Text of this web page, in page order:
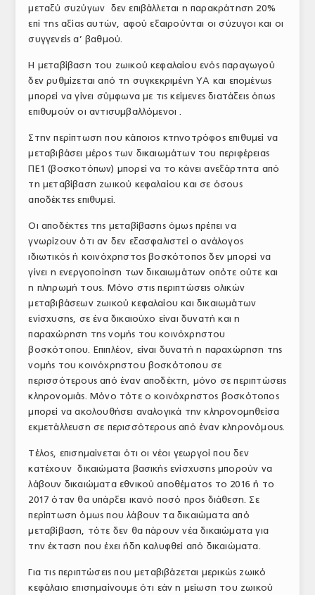
Profile
ΑΡΧΕΙΟ ΤΕΥΧΩΝ
ΣΥΝΕΔΡΙΟ ΚΡΕΑΤΟΣ
μεταξύ συζύγων δεν επιβάλλεται η παρακράτηση 20%
επί της αξίας αυτών, αφού εξαιρούνται οι σύζυγοι και οι
συγγενείς α’ βαθμού.
Η μεταβίβαση του ζωικού κεφαλαίου ενός παραγωγού
δεν ρυθμίζεται από τη συγκεκριμένη ΥΑ και επομένως
μπορεί να γίνει σύμφωνα με τις κείμενες διατάξεις όπως
επιθυμούν οι αντισυμβαλλόμενοι .
Στην περίπτωση που κάποιος κτηνοτρόφος επιθυμεί να
μεταβιβάσει μέρος των δικαιωμάτων του περιφέρειας
ΠΕ1 (βοσκοτόπων) μπορεί να το κάνει ανεξάρτητα από
τη μεταβίβαση ζωικού κεφαλαίου και σε όσους
αποδέκτες επιθυμεί.
Οι αποδέκτες της μεταβίβασης όμως πρέπει να
γνωρίζουν ότι αν δεν εξασφαλιστεί ο ανάλογος
ιδιωτικός ή κοινόχρηστος βοσκότοπος δεν μπορεί να
γίνει η ενεργοποίηση των δικαιωμάτων οπότε ούτε και
η πληρωμή τους. Μόνο στις περιπτώσεις ολικών
μεταβιβάσεων ζωικού κεφαλαίου και δικαιωμάτων
ενίσχυσης, σε ένα δικαιούχο είναι δυνατή και η
παραχώρηση της νομής του κοινόχρηστου
βοσκότοπου. Επιπλέον, είναι δυνατή η παραχώρηση της
νομής του κοινόχρηστου βοσκότοπου σε
περισσότερους από έναν αποδέκτη, μόνο σε περιπτώσεις
κληρονομιάς. Μόνο τότε ο κοινόχρηστος βοσκότοπος
μπορεί να ακολουθήσει αναλογικά την κληρονομηθείσα
εκμετάλλευση σε περισσότερους από έναν κληρονόμους.
Τέλος, επισημαίνεται ότι οι νέοι γεωργοί που δεν
κατέχουν δικαιώματα βασικής ενίσχυσης μπορούν να
λάβουν δικαιώματα εθνικού αποθέματος το 2016 ή το
2017 όταν θα υπάρξει ικανό ποσό προς διάθεση. Σε
περίπτωση όμως που λάβουν τα δικαιώματα από
μεταβίβαση, τότε δεν θα πάρουν νέα δικαιώματα για
την έκταση που έχει ήδη καλυφθεί από δικαιώματα.
Για τις περιπτώσεις που μεταβιβάζεται μερικώς ζωικό
κεφάλαιο επισημαίνουμε ότι εάν η μείωση του ζωικού